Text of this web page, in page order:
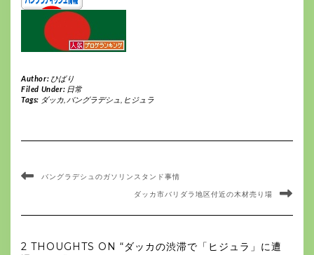
Author: ひばり
Filed Under: 日常
Tags: ダッカ, バングラデシュ ヒジュラ
バングラデシュのガソリンスタンド事情
ダッカ市バリダラ地区付近の木材売り場
2 THOUGHTS ON “ダッカの渋滞で「ヒジュラ」に遭